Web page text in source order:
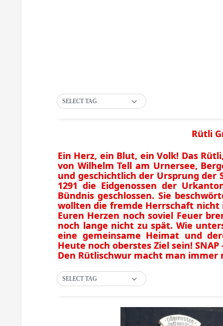
SELECT TAG
Rütli
Ein Herz, ein Blut, ein Volk! Das
von Wilhelm Tell am Urnersee,
und geschichtlich der Ursprung der
1291 die Eidgenossen der
Bündnis geschlossen. Sie
wollten die fremde Herrschaft nicht
Euren Herzen noch soviel Feuer
noch lange nicht zu spät. Wie
eine gemeinsame Heimat und
Heute noch oberstes Ziel sein!
Den Rütlischwur macht man immer
SELECT TAG